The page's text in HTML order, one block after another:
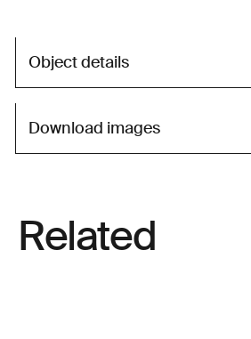
Object details
Download images
Related